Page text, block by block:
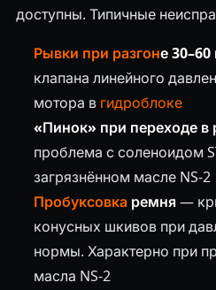
доступны. Типичные
Рывки при разгоне
клапана линейного
мотора в гидроблоке
«Пинок» при переходе в
проблема с соленоидом
загрязнённом масле NS-2
Пробуксовкаремня —
конусных шкивов при
нормы. Характерно при
масла NS-2